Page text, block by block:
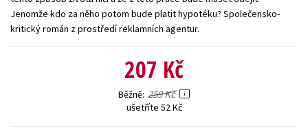
Jenomže kdo za něho potom bude platit hypotéku? Společensko-
kritický román z prostředí reklamních agentur.
207 Kč
Běžně 259 Kč
ušetříte 52 Kč